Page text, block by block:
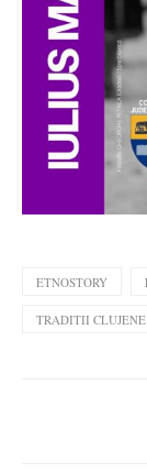
ETNOSTORY
TRADITII CLUJENE